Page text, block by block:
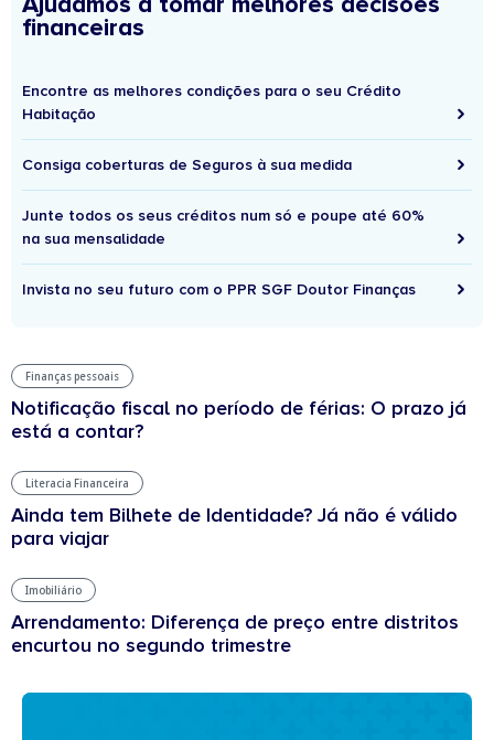
financeiras
Encontre as melhores condições para o seu Crédito
Habitação
Consiga coberturas de Seguros à sua medida
Junte todos os seus créditos num só e poupe até 60%
na sua mensalidade
Invista no seu futuro com o PPR SGF Doutor Finanças
Finanças pessoais
Notificação fiscal no período de férias: O prazo já
está a contar?
Literacia Financeira
Ainda tem Bilhete de Identidade? Já não é válido
para viajar
Imobiliário
Arrendamento: Diferença de preço entre distritos
encurtou no segundo trimestre